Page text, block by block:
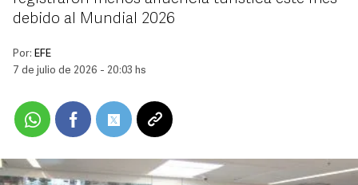
debido al Mundial 2026
Por: EFE
7 de julio de 2026 - 20:03 hs